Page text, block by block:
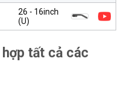
26 - 16inch
(U)
hợp tất cả các